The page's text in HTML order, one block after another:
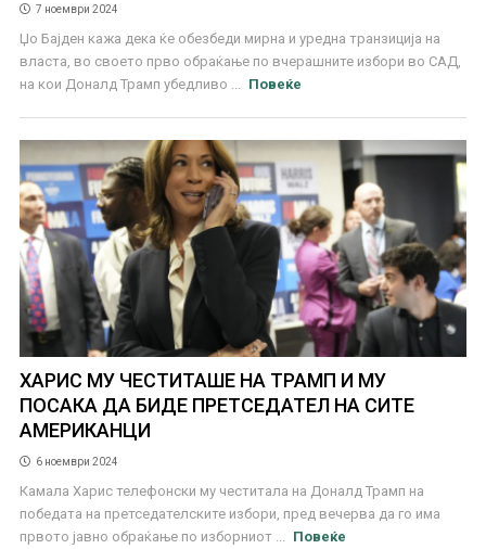
7 ноември 2024
Џо Бајден кажа дека ќе обезбеди мирна и уредна транзиција на
власта, во своето прво обраќање по вчерашните избори во САД,
на кои Доналд Трамп убедливо ...
Повеќе
ХАРИС МУ ЧЕСТИТАШЕ НА ТРАМП И МУ
ПОСАКА ДА БИДЕ ПРЕТСЕДАТЕЛ НА СИТЕ
АМЕРИКАНЦИ
6 ноември 2024
Камала Харис телефонски му честитала на Доналд Трамп на
победата на претседателските избори, пред вечерва да го има
првото јавно обраќање по изборниот ...
Повеќе